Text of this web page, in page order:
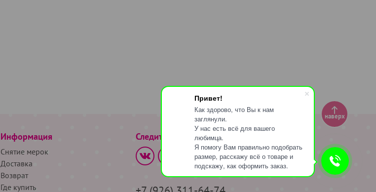
Привет!
Как здорово, что Вы к нам
заглянули.
У нас есть всё для вашего
любимца.
Я помогу Вам правильно подобрать
размер, расскажу всё о товаре и
подскажу, как оформить заказ.
Информация
Снятие мерок
Доставка
Возврат
Где купить
Следите за нами
наверх